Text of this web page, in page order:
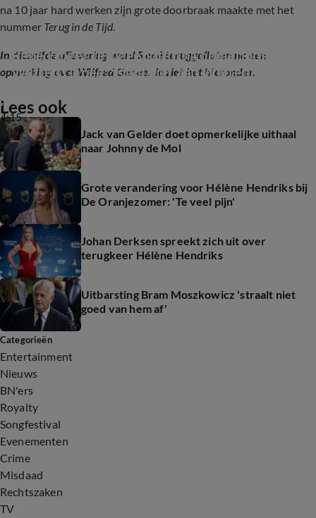
na 10 jaar hard werken zijn grote doorbraak maakte met het
nummer Terug in de Tijd.
In diezelfde aflevering werd René teruggefloten na een
opmerking over Wilfred Genee. Je ziet het hieronder.
4:15
René Froger teruggefloten na opmerking over
Wilfred Genee: ‘Kom niet aan Wilfred!’ (De
Lees ook
Jack van Gelder doet opmerkelijke uithaal
naar Johnny de Mol
Grote verandering voor Hélène Hendriks bij
De Oranjezomer: 'Te veel pijn'
Johan Derksen spreekt zich uit over
terugkeer Hélène Hendriks
Uitbarsting Bram Moszkowicz 'straalt niet
goed van hem af'
Categorieën
Entertainment
Nieuws
BN'ers
Royalty
Songfestival
Evenementen
Crime
Misdaad
Rechtszaken
TV